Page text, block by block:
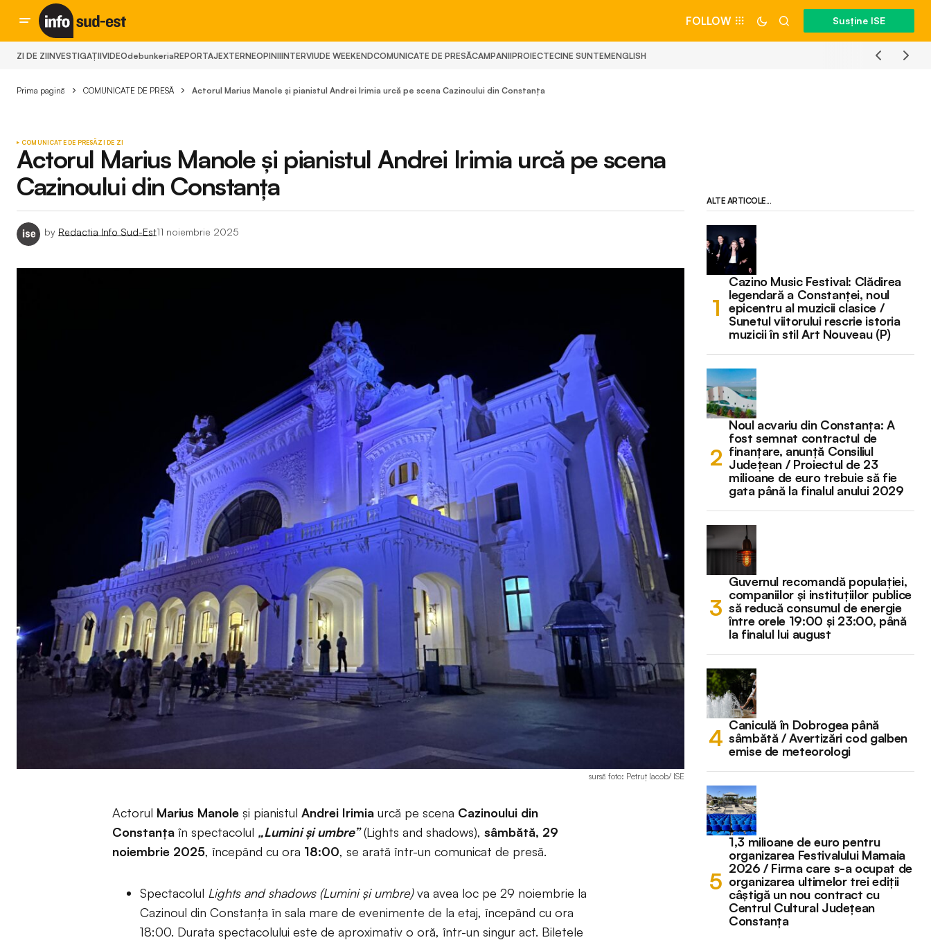
FOLLOW Susține ISE
ZI DE ZIINVESTIGAȚIIVIDEOdebunkeriaREPORTAJEXTERNEOPINIIINTERVIUDE WEEKENDCOMUNICATE DE PRESĂCAMPANIIPROIECTECINE SUNTEMENGLISH
Prima pagină COMUNICATE DE PRESĂ Actorul Marius Manole și pianistul Andrei Irimia urcă pe scena Cazinoului din Constanța
COMUNICATE DE PRESĂZI DE ZI
Actorul Marius Manole și pianistul Andrei Irimia urcă pe scena
Cazinoului din Constanța
by Redactia Info Sud-Est11 noiembrie 2025
sursă foto: Petruț Iacob/ ISE
Actorul Marius Manole și pianistul Andrei Irimia urcă pe scena Cazinoului din
Constanța în spectacolul „Lumini și umbre”(Lights and shadows), sâmbătă, 29
noiembrie 2025, începând cu ora 18:00, se arată într-un comunicat de presă.
Spectacolul Lights and shadows (Lumini și umbre)va avea loc pe 29 noiembrie la
Cazinoul din Constanța în sala mare de evenimente de la etaj, începând cu ora
18:00. Durata spectacolului este de aproximativ o oră, într-un singur act. Biletele
ALTE ARTICOLE...
Cazino Music Festival: Clădirea
legendară a Constanței, noul
epicentru al muzicii clasice /
Sunetul viitorului rescrie istoria
muzicii în stil Art Nouveau (P)
Noul acvariu din Constanța: A
fost semnat contractul de
finanțare, anunță Consiliul
Județean / Proiectul de 23
milioane de euro trebuie să fie
gata până la finalul anului 2029
Guvernul recomandă populației,
companiilor și instituțiilor publice
să reducă consumul de energie
între orele 19:00 și 23:00, până
la finalul lui august
Caniculă în Dobrogea până
sâmbătă / Avertizări cod galben
emise de meteorologi
1,3 milioane de euro pentru
organizarea Festivalului Mamaia
2026 / Firma care s-a ocupat de
organizarea ultimelor trei ediții
câștigă un nou contract cu
Centrul Cultural Județean
Constanța